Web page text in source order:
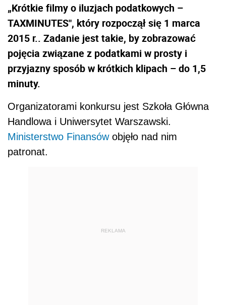
„Krótkie filmy o iluzjach podatkowych –
TAXMINUTES", który rozpoczął się 1 marca
2015 r.. Zadanie jest takie, by zobrazować
pojęcia związane z podatkami w prosty i
przyjazny sposób w krótkich klipach – do 1,5
minuty.
Organizatorami konkursu jest Szkoła Główna
Handlowa i Uniwersytet Warszawski.
Ministerstwo Finansówobjęło nad nim
patronat.
REKLAMA